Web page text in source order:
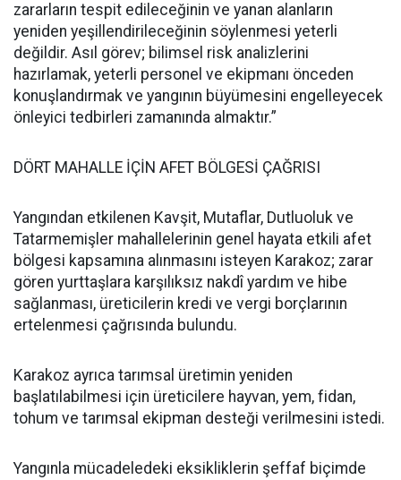
zararların tespit edileceğinin ve yanan alanların
yeniden yeşillendirileceğinin söylenmesi yeterli
değildir. Asıl görev; bilimsel risk analizlerini
hazırlamak, yeterli personel ve ekipmanı önceden
konuşlandırmak ve yangının büyümesini engelleyecek
önleyici tedbirleri zamanında almaktır.”
DÖRT MAHALLE İÇİN AFET BÖLGESİ ÇAĞRISI
Yangından etkilenen Kavşit, Mutaflar, Dutluoluk ve
Tatarmemişler mahallelerinin genel hayata etkili afet
bölgesi kapsamına alınmasını isteyen Karakoz; zarar
gören yurttaşlara karşılıksız nakdî yardım ve hibe
sağlanması, üreticilerin kredi ve vergi borçlarının
ertelenmesi çağrısında bulundu.
Karakoz ayrıca tarımsal üretimin yeniden
başlatılabilmesi için üreticilere hayvan, yem, fidan,
tohum ve tarımsal ekipman desteği verilmesini istedi.
Yangınla mücadeledeki eksikliklerin şeffaf biçimde